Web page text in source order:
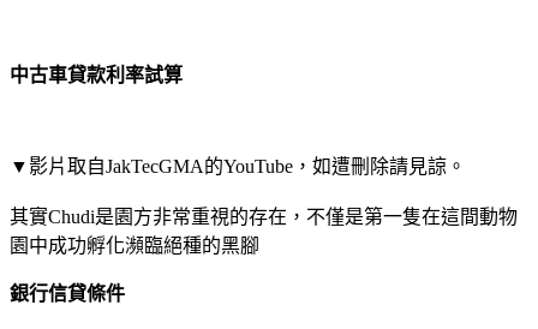
中古車貸款利率試算
▼影片取自JakTecGMA的YouTube，如遭刪除請見諒。
其實Chudi是園方非常重視的存在，不僅是第一隻在這間動物
園中成功孵化瀕臨絕種的黑腳
銀行信貸條件